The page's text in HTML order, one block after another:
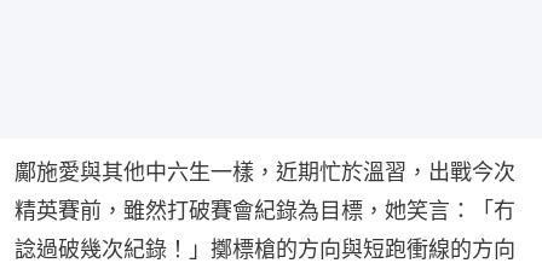
鄺施愛與其他中六生一樣，近期忙於溫習，出戰今次
精英賽前，雖然打破賽會紀錄為目標，她笑言：「冇
諗過破幾次紀錄！」擲標槍的方向與短跑衝線的方向